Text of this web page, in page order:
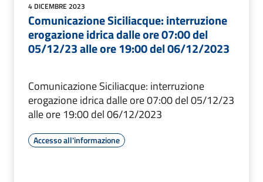
4 DICEMBRE 2023
Comunicazione Siciliacque: interruzione
erogazione idrica dalle ore 07:00 del
05/12/23 alle ore 19:00 del 06/12/2023
Comunicazione Siciliacque: interruzione
erogazione idrica dalle ore 07:00 del 05/12/23
alle ore 19:00 del 06/12/2023
Accesso all'informazione